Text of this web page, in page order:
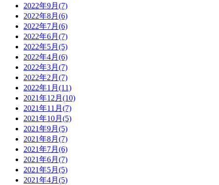
2022年9月(7)
2022年8月(6)
2022年7月(6)
2022年6月(7)
2022年5月(5)
2022年4月(6)
2022年3月(7)
2022年2月(7)
2022年1月(11)
2021年12月(10)
2021年11月(7)
2021年10月(5)
2021年9月(5)
2021年8月(7)
2021年7月(6)
2021年6月(7)
2021年5月(5)
2021年4月(5)